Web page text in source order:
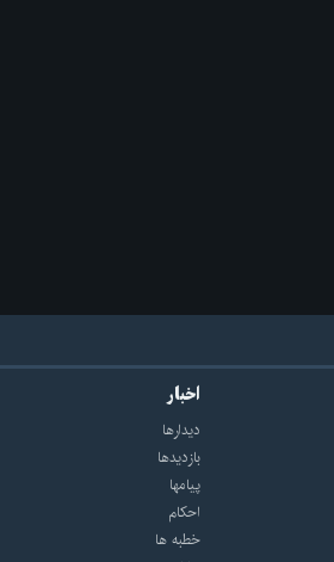
اخبار
دیدارها
بازديدها
پيامها
احكام
خطبه ها